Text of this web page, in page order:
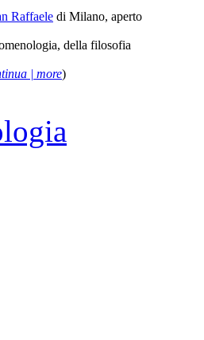
Raffaele di Milano, aperto
della filosofia
| more)